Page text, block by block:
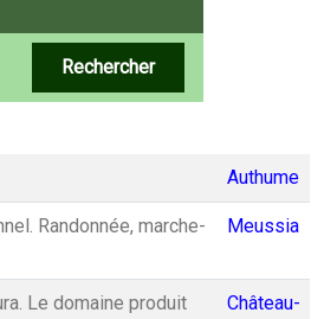
Rechercher
Authume
Randonnée, marche-
Meussia
Le domaine produit
Château-